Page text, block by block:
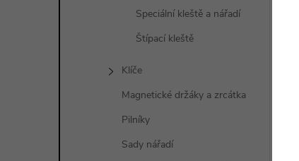
Speciální kleště a nářadí
Štípací kleště
Klíče
Magnetické držáky a zrcátka
Pilníky
Sady nářadí